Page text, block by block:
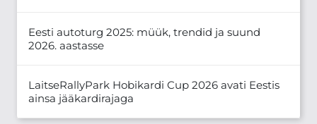
Eesti autoturg 2025: müük, trendid ja suund
2026. aastasse
LaitseRallyPark Hobikardi Cup 2026 avati Eestis
ainsa jääkardirajaga